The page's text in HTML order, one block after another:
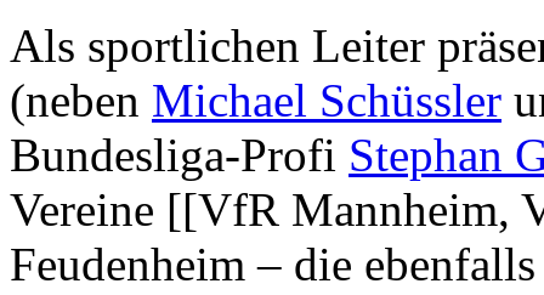
Als sportlichen Leiter
(neben Michael Schüssler
Bundesliga-Profi Stephan
Vereine [[VfR Mannheim,
Feudenheim – die